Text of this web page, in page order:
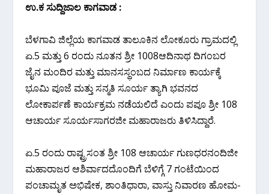
ಉ.ಕ ಸುದ್ದಿಜಾಲ ಕಾಗವಾಡ :
ಬೆಳಗಾವಿ ಜಿಲ್ಲೆಯ ಕಾಗವಾಡ ತಾಲೂಕಿನ ಲೋಕೂರು ಗ್ರಾಮದಲ್ಲಿ
ಏ.5 ಮತ್ತು 6 ರಂದು ನೂತನ ಶ್ರೀ 1008ಆದಿನಾಥ ದಿಗಂಬರ
ಜೈನ ಮಂದಿರ ಮತ್ತು ಮಾನಸಸ್ಥಂಬದ ನಿರ್ಮಾಣ ಕಾರ್ಯಕ್ಕೆ
ಭೂಮಿ ಪೂಜೆ ಮತ್ತು ಸನ್ಮತಿ ಸೂರ್ಯ ತ್ಯಾಗಿ ಭವನದ
ಲೋಕಾರ್ಪಣೆ ಕಾರ್ಯಕ್ರಮ ನಡೆಯಲಿದೆ ಎಂದು ಪಪೂ ಶ್ರೀ 108
ಆಚಾರ್ಯ ಸೂರ್ಯಸಾಗರಜೀ ಮಹಾರಾಜರು ತಿಳಿಸಿದ್ದಾರೆ.
ಏ.5 ರಂದು ರಾಷ್ಟ್ರಸಂತ ಶ್ರೀ 108 ಆಚಾರ್ಯ ಗುಣಧರನಂದಿಜೀ
ಮಹಾರಾಜರ ಆಶಿರ್ವಾದದೊಂದಿಗೆ ಬೆಳಿಗ್ಗೆ 7 ಗಂಟೆಯಿಂದ
ಪಂಚಾಮೃತ ಅಭಿಷೇಕ, ಶಾಂತಿಧಾರಾ, ವಾಸ್ತು ನಿವಾರಣ ಹೋಮ-